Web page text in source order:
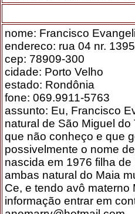
nome: Francisco
endereco: rua 04 nr.
cep: 78909-300
cidade: Porto Velho
estado: Rondônia
fone: 069.9911-5763
assunto: Eu, Francisco
natural de São Miguel
que não conheço e que
possivelmente o nome
nascida em 1976 filha
ambas natural do Maia
Ce, e tendo avô
informação entrar em